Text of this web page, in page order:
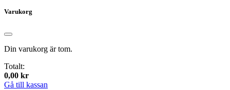
Varukorg
Din varukorg är tom.
Totalt:
0,00 kr
Gå till kassan